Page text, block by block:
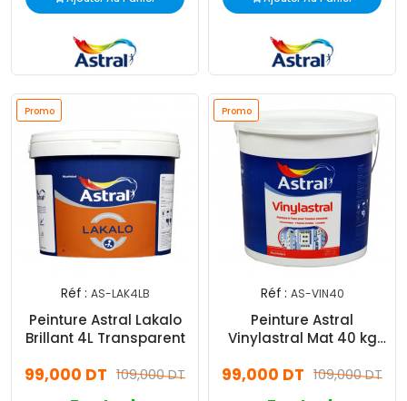
Promo
Réf : AS-LAK4LB
Peinture Astral Lakalo
Brillant 4L Transparent
109,000 DT
99,000 DT
Promo
Réf : AS-VIN40
Peinture Astral
Vinylastral Mat 40 kg
109,000 DT
99,000 DT